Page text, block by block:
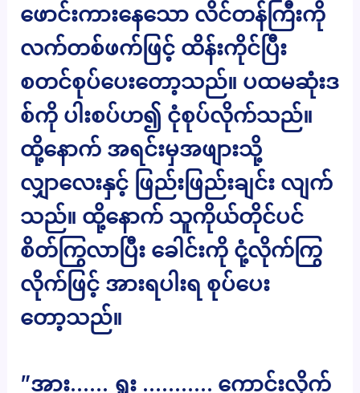
ဖောင်းကားနေသော လိင်တန်ကြီးကို
လက်တစ်ဖက်ဖြင့် ထိန်းကိုင်ပြီး
စတင်စုပ်ပေးတော့သည်။ ပထမဆုံးဒ
စ်ကို ပါးစပ်ဟ၍ ငုံစုပ်လိုက်သည်။
ထို့နောက် အရင်းမှအဖျားသို့
လျှာလေးနှင့် ဖြည်းဖြည်းချင်း လျက်
သည်။ ထို့နောက် သူကိုယ်တိုင်ပင်
စိတ်ကြွလာပြီး ခေါင်းကို ငုံ့လိုက်ကြွ
လိုက်ဖြင့် အားရပါးရ စုပ်ပေး
တော့သည်။
”အား…… ရှူး ……….. ကောင်းလိုက်